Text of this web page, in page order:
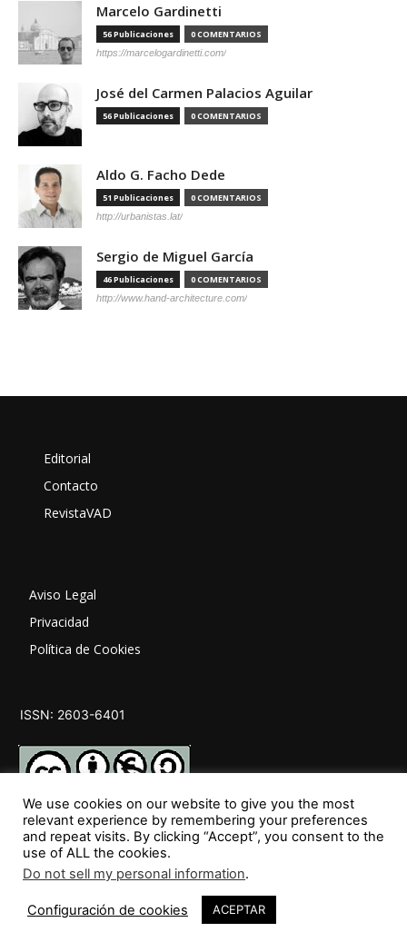
Marcelo Gardinetti
56 Publicaciones 0 COMENTARIOS
https://marcelogardinetti.com/
José del Carmen Palacios Aguilar
56 Publicaciones 0 COMENTARIOS
Aldo G. Facho Dede
51 Publicaciones 0 COMENTARIOS
http://urbanistas.lat/
Sergio de Miguel García
46 Publicaciones 0 COMENTARIOS
http://www.hand-architecture.com/
Editorial
Contacto
RevistaVAD
Aviso Legal
Privacidad
Política de Cookies
ISSN: 2603-6401
SÍGUENOS
We use cookies on our website to give you the most
relevant experience by remembering your preferences
and repeat visits. By clicking “Accept”, you consent to the
use of ALL the cookies.
Do not sell my personal information.
Configuración de cookies ACEPTAR